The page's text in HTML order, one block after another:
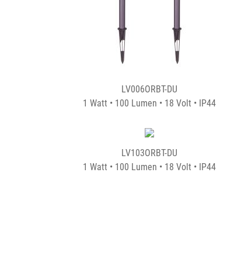
LV006ORBT-DU
1 Watt • 100 Lumen • 18 Volt • IP44
LV103ORBT-DU
1 Watt • 100 Lumen • 18 Volt • IP44